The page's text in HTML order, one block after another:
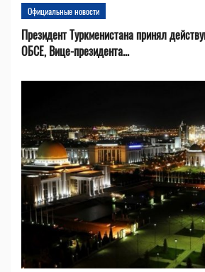
Официальные новости
Президент Туркменистана принял
ОБСЕ, Вице-президента...